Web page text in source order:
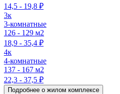
14,5 - 19,8 ₽
3к
3-комнатные
126 - 129 м2
18,9 - 35,4 ₽
4к
4-комнатные
137 - 167 м2
22,3 - 37,5 ₽
Подробнее о жилом комплексе